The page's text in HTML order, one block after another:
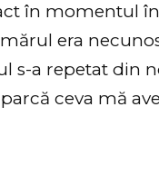
în momentul
era
s-a repetat din
ceva mă